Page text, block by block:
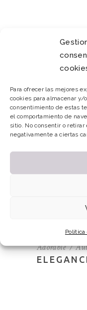
Para ofrecer las mejores
cookies para almacenar y/
consentimiento de estas
el comportamiento de
sitio. No consentir o
negativamente a ciertas
Adorable